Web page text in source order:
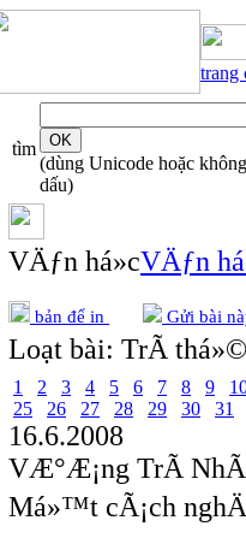
trang
tìm
(dùng Unicode hoặc không
dấu)
VÄƒn há»cVÄƒn
bản để in Gửi bài
Loạt bài: TrÃ­
1 2 3 4 5 6 7 8 9
25
26 27 28 29 30 31
16.6.2008
VÆ°Æ¡ng TrÃ­
Má»™t cÃ¡ch